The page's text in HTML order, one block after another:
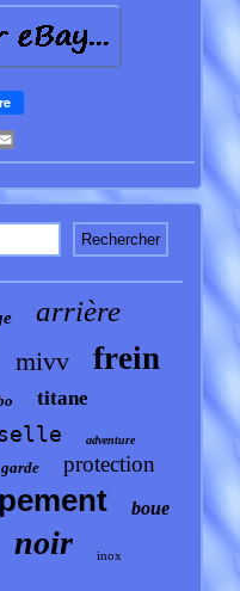
arrière
mivv frein
titane
adventure
garde protection
boue
noir inox